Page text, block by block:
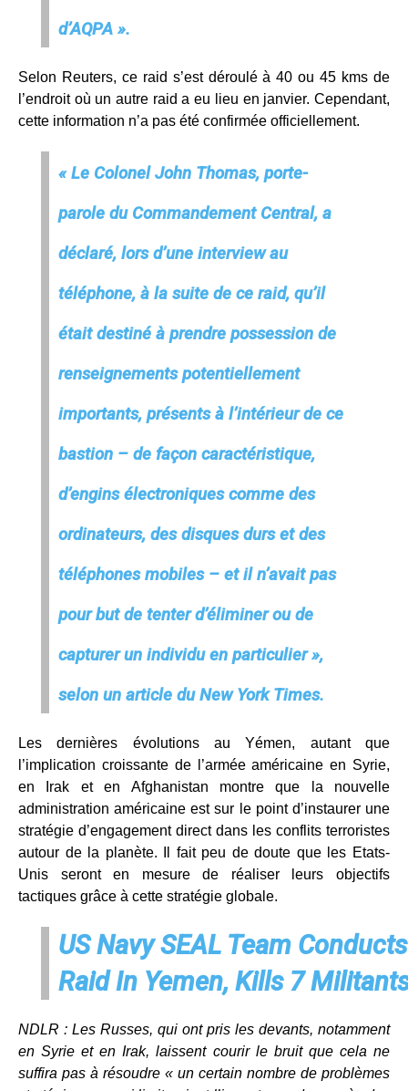
d’AQPA ».
Selon Reuters, ce raid s’est déroulé à 40 ou 45 kms de
l’endroit où un autre raid a eu lieu en janvier. Cependant,
cette information n’a pas été confirmée officiellement.
« Le Colonel John Thomas, porte-
parole du Commandement Central, a
déclaré, lors d’une interview au
téléphone, à la suite de ce raid, qu’il
était destiné à prendre possession de
renseignements potentiellement
importants, présents à l’intérieur de ce
bastion – de façon caractéristique,
d’engins électroniques comme des
ordinateurs, des disques durs et des
téléphones mobiles – et il n’avait pas
pour but de tenter d’éliminer ou de
capturer un individu en particulier »,
selon un article du New York Times.
Les dernières évolutions au Yémen, autant que
l’implication croissante de l’armée américaine en Syrie,
en Irak et en Afghanistan montre que la nouvelle
administration américaine est sur le point d’instaurer une
stratégie d’engagement direct dans les conflits terroristes
autour de la planète. Il fait peu de doute que les Etats-
Unis seront en mesure de réaliser leurs objectifs
tactiques grâce à cette stratégie globale.
US Navy SEAL Team Conducts
Raid In Yemen, Kills 7
NDLR : Les Russes, qui ont pris les devants, notamment
en Syrie et en Irak, laissent courir le bruit que cela ne
suffira pas à résoudre « un certain nombre de problèmes